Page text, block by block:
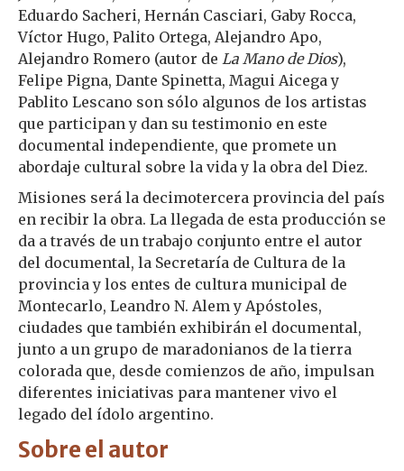
Eduardo Sacheri, Hernán Casciari, Gaby Rocca,
Víctor Hugo, Palito Ortega, Alejandro Apo,
Alejandro Romero (autor de La Mano de Dios),
Felipe Pigna, Dante Spinetta, Magui Aicega y
Pablito Lescano son sólo algunos de los artistas
que participan y dan su testimonio en este
documental independiente, que promete un
abordaje cultural sobre la vida y la obra del Diez.
Misiones será la decimotercera provincia del país
en recibir la obra. La llegada de esta producción se
da a través de un trabajo conjunto entre el autor
del documental, la Secretaría de Cultura de la
provincia y los entes de cultura municipal de
Montecarlo, Leandro N. Alem y Apóstoles,
ciudades que también exhibirán el documental,
junto a un grupo de maradonianos de la tierra
colorada que, desde comienzos de año, impulsan
diferentes iniciativas para mantener vivo el
legado del ídolo argentino.
Sobre el autor